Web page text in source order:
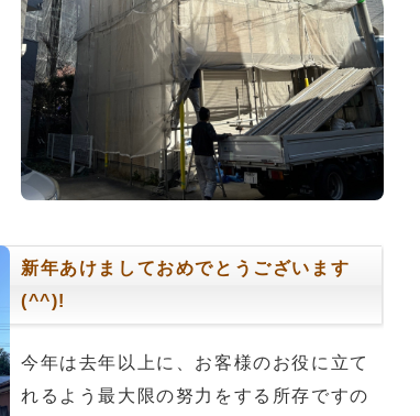
新年あけましておめでとうございます
(^^)!
今年は去年以上に、お客様のお役に立て
れるよう最大限の努力をする所存ですの